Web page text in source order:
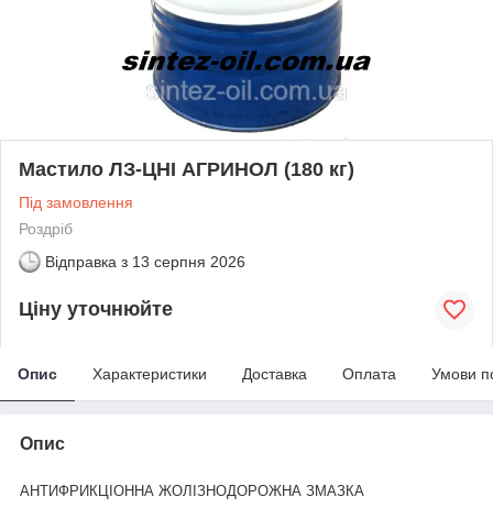
Мастило ЛЗ-ЦНІ АГРИНОЛ (180 кг)
Під замовлення
Роздріб
Відправка з 13 серпня 2026
Ціну уточнюйте
Опис Характеристики Доставка Оплата Умови
Опис
АНТИФРИКЦІОННА ЖОЛІЗНОДОРОЖНА ЗМАЗКА